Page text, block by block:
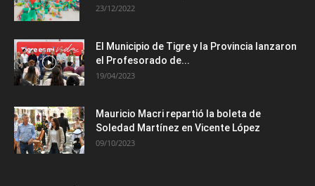
23/12/2022
El Municipio de Tigre y la Provincia lanzaron
el Profesorado de...
19/04/2023
Mauricio Macri repartió la boleta de
Soledad Martínez en Vicente López
09/10/2023